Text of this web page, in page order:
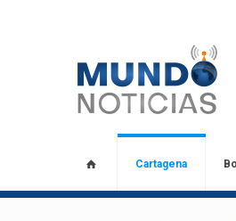
Cartagena